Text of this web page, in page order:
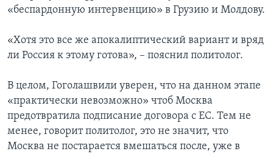
«беспардонную интервенцию» в Грузию и Молдову.
«Хотя это все же апокалиптический вариант и вряд
ли Россия к этому готова», – пояснил политолог.
В целом, Гоголашвили уверен, что на данном этапе
«практически невозможно» чтоб Москва
предотвратила подписание договора с ЕС. Тем не
менее, говорит политолог, это не значит, что
Москва не постарается вмешаться после, уже в